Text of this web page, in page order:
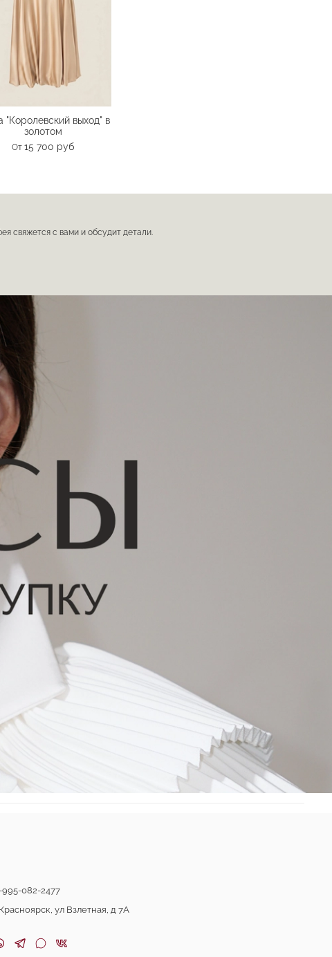
"Королевский выход" в
золотом
От 15 700 руб
свяжется с вами и обсудит детали.
082-2477
ул Взлетная, д 7А